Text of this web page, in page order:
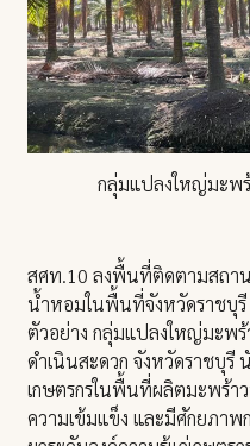
กลุ่มแปลงใหญ่มะพ
สศท.10 ลงพื้นที่ติดตามสถา
น้ำหอมในพื้นที่จังหวัดราชบุ
ตัวอย่าง กลุ่มแปลงใหญ่มะพ
ดำเนินสะดวก จังหวัดราชบุรี
เกษตรกรในพื้นที่ผลิตมะพร้า
ความเข้มแข็ง และมีศักยภา